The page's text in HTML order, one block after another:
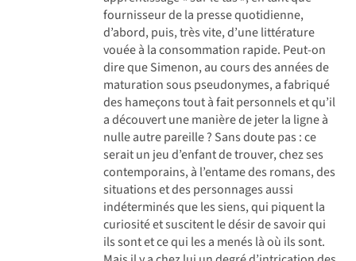
fournisseur de la presse quotidienne,
d’abord, puis, très vite, d’une littérature
vouée à la consommation rapide. Peut-on
dire que Simenon, au cours des années de
maturation sous pseudonymes, a fabriqué
des hameçons tout à fait personnels et qu’il
a découvert une manière de jeter la ligne à
nulle autre pareille ? Sans doute pas : ce
serait un jeu d’enfant de trouver, chez ses
contemporains, à l’entame des romans, des
situations et des personnages aussi
indéterminés que les siens, qui piquent la
curiosité et suscitent le désir de savoir qui
ils sont et ce qui les a menés là où ils sont.